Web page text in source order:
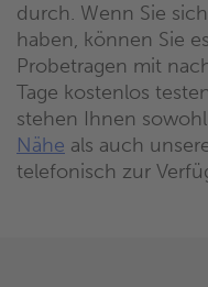
durch. Wenn Sie
haben, können Sie
Probetragen mit
Tage kostenlos
stehen Ihnen
Nähe als auch
telefonisch zur